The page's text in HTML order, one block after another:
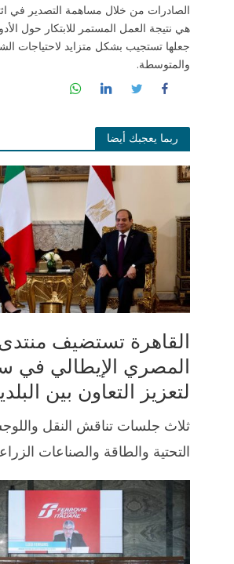
الصادرات من خلال مساهمة التصدير في
هي نتيجة العمل المستمر للابتكار حول
جعلها تستجيب بشكل متزايد لاحتياجات
والمتوسطة.
ربما يعجبك أيضا
القاهرة تستضيف
المصري الإيطالي في
لتعزيز التعاون بين
ثلاث جلسات تناقش النقل
التحتية والطاقة والصناعات